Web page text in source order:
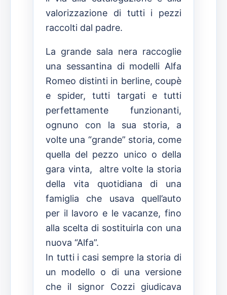
valorizzazione di tutti i pezzi
raccolti dal padre.
La grande sala nera raccoglie
una sessantina di modelli Alfa
Romeo distinti in berline, coupè
e spider, tutti targati e tutti
perfettamente funzionanti,
ognuno con la sua storia, a
volte una “grande” storia, come
quella del pezzo unico o della
gara vinta, altre volte la storia
della vita quotidiana di una
famiglia che usava quell’auto
per il lavoro e le vacanze, fino
alla scelta di sostituirla con una
nuova “Alfa”.
In tutti i casi sempre la storia di
un modello o di una versione
che il signor Cozzi giudicava